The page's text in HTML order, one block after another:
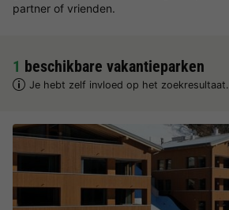
partner of vrienden.
1 beschikbare vakantieparken
Je hebt zelf invloed op het zoekresultaat.